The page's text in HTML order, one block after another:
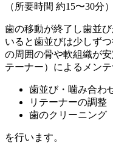
（所要時間 約15〜30分）
歯の移動が終了し歯並
いると歯並びは少しず
の周囲の骨や軟組織が
テーナー）によるメン
歯並び・噛み合わ
リテーナーの調整
歯のクリーニング
を行います。